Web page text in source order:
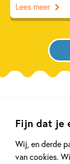
Fijn dat je
Wij, en derde
van cookies.
Lees meer
Meer van